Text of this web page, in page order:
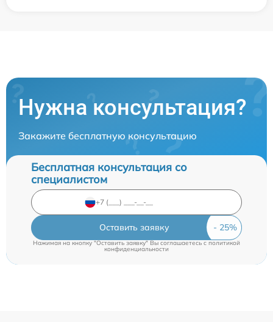
Нужна консультация?
Закажите бесплатную консультацию
Бесплатная консультация со
специалистом
Оставить заявку
Нажимая на кнопку "Оставить заявку" Вы соглашаетесь cполитикой
конфиденциальности